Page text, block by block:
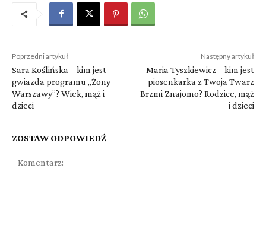
Poprzedni artykuł
Sara Koślińska – kim jest
gwiazda programu „Żony
Warszawy”? Wiek, mąż i
dzieci
Następny artykuł
Maria Tyszkiewicz – kim jest
piosenkarka z Twoja Twarz
Brzmi Znajomo? Rodzice, mąż
i dzieci
ZOSTAW ODPOWIEDŹ